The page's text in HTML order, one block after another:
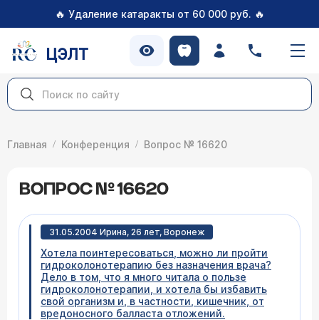
🔥 Удаление катаракты от 60 000 руб. 🔥
ЦЭЛТ
Главная Конференция Вопрос № 16620
ВОПРОС № 16620
31.05.2004 Ирина, 26 лет, Воронеж
Хотела поинтересоваться, можно ли пройти
гидроколонотерапию без назначения врача?
Дело в том, что я много читала о пользе
гидроколонотерапии, и хотела бы избавить
свой организм и, в частности, кишечник, от
вредоносного балласта отложений.